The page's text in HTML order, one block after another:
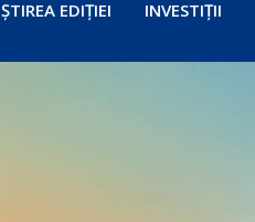
ȘTIREA EDIȚIEI INVESTIȚII